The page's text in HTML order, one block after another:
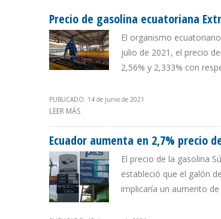
Precio de gasolina ecuatoriana
El organismo
julio de 2021, el precio
2,56% y 2,333% con
PUBLICADO: 14 de junio de 2021
LEER MÁS
Ecuador aumenta en 2,7% precio
El precio de la gasolina
estableció que el galón
implicaría un aumento de